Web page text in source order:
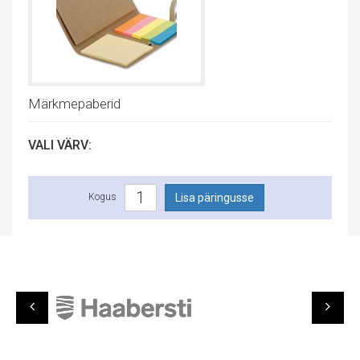
Märkmepaberid
VALI VÄRV:
Kogus